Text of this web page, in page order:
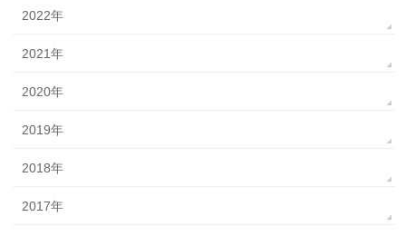
2022年
2021年
2020年
2019年
2018年
2017年